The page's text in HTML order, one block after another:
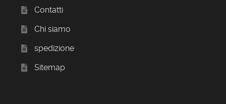
Contatti
Chi siamo
spedizione
Sitemap